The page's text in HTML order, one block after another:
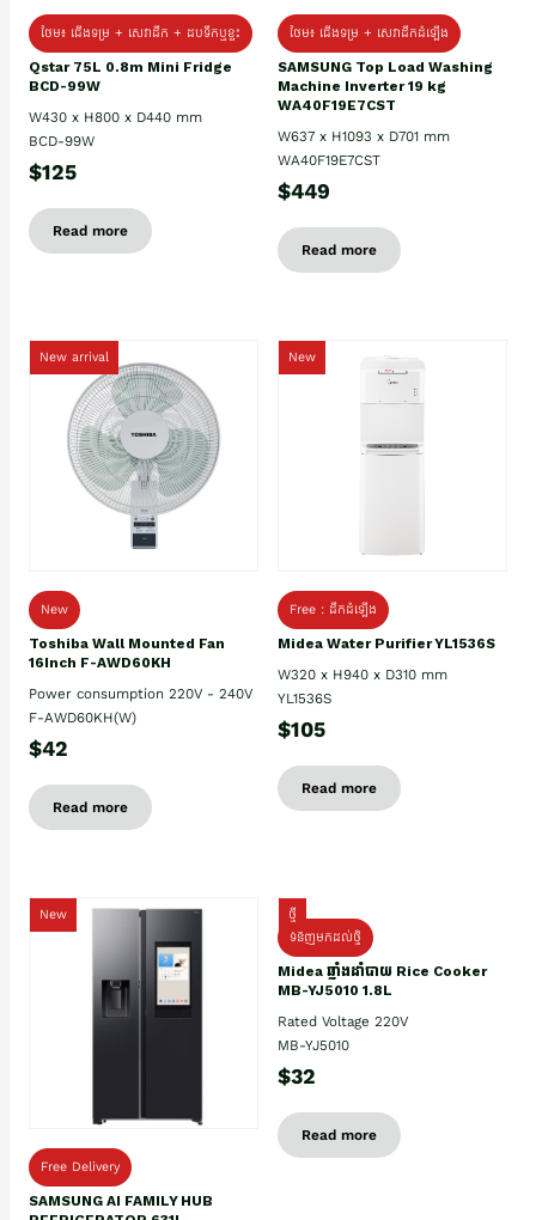
ថែម៖ ជេីងទម្រ + សេវាដឹក + ដបទឹកឬខ្ទះ
Qstar 75L 0.8m Mini Fridge
BCD-99W
W430 x H800 x D440 mm
BCD-99W
$125
Read more
ថែម៖ ជើងទម្រ + សេវាដឹកដំឡើង
SAMSUNG Top Load Washing
Machine Inverter 19 kg
WA40F19E7CST
W637 x H1093 x D701 mm
WA40F19E7CST
$449
Read more
New arrival
New
Toshiba Wall Mounted Fan
16Inch F-AWD60KH
Power consumption 220V - 240V
F-AWD60KH(W)
$42
Read more
New
Free : ដឹកដំឡើង
Midea Water Purifier YL1536S
W320 x H940 x D310 mm
YL1536S
$105
Read more
New
Free Delivery
SAMSUNG AI FAMILY HUB
ថ្មី
ទំនិញមកដល់ថ្មិ
Midea ឆ្នាំងដាំបាយ Rice Cooker
MB-YJ5010 1.8L
Rated Voltage 220V
MB-YJ5010
$32
Read more